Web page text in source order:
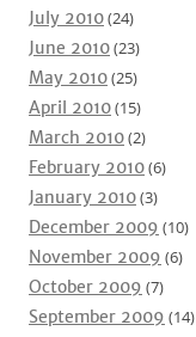
July 2010(24)
June 2010(23)
May 2010(25)
April 2010(15)
March 2010(2)
February 2010(6)
January 2010(3)
December 2009 (10)
November 2009 (6)
October 2009 (7)
September 2009 (14)